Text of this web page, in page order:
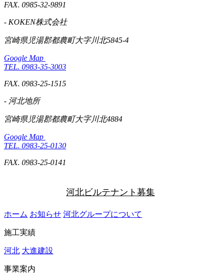
FAX. 0985-32-9891
- KOKEN株式会社
宮崎県児湯郡都農町大字川北5845-4
Google Map
TEL. 0983-35-3003
FAX. 0983-25-1515
- 河北地所
宮崎県児湯郡都農町大字川北4884
Google Map
TEL. 0983-25-0130
FAX. 0983-25-0141
河北ビルテナント募集
ホーム お知らせ 河北グループについて
施工実績
河北 大進建設
事業案内